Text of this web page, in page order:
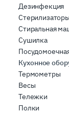
Дезинфекция
Стиральная
Сушилка
Кухонное
Термометры
Весы
Тележки
Полки